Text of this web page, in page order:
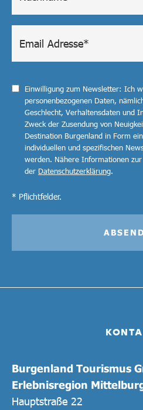
Burgenland Tourismus
Erlebnisregion
Hauptstraße 22
Einwilligung zum Newsletter: Ich
personenbezogenen Daten,
Geschlecht, Verhaltensdaten und
Zweck der Zusendung von
Destination Burgenland in Form
individuellen und spezifischen
werden. Nähere Informationen
der Datenschutzerklärung.
* Pflichtfelder.